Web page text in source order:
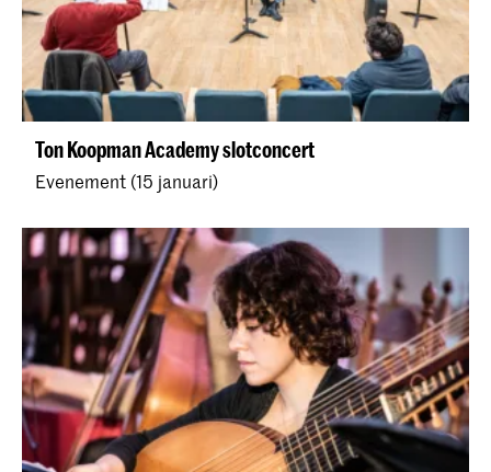
Ton Koopman Academy slotconcert
Evenement (15 januari)